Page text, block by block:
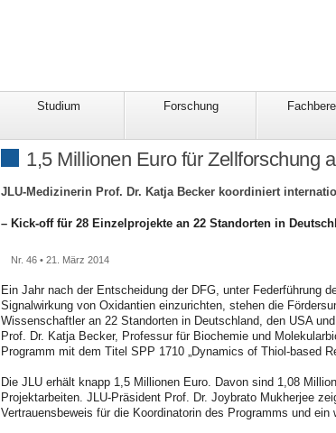
Studium Forschung
1,5 Millionen Euro für Zellforschung
JLU-Medizinerin Prof. Dr. Katja Becker koordiniert
– Kick-off für 28 Einzelprojekte an 22 Standorten in
Nr. 46 • 21. März 2014
Ein Jahr nach der Entscheidung der DFG, unter Federführung
Signalwirkung von Oxidantien einzurichten, stehen die
Wissenschaftler an 22 Standorten in Deutschland, den USA
Prof. Dr. Katja Becker, Professur für Biochemie und
Programm mit dem Titel SPP 1710 „Dynamics of Thiol-based
Die JLU erhält knapp 1,5 Millionen Euro. Davon sind 1,08
Projektarbeiten. JLU-Präsident Prof. Dr. Joybrato Mukherjee
Vertrauensbeweis für die Koordinatorin des Programms und